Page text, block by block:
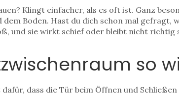
Klingt einfacher, als es oft ist. Ganz
Boden. Hast du dich schon mal gefragt,
und sie wirkt schief oder bleibt nicht richtig
so
dass die Tür beim Öffnen und